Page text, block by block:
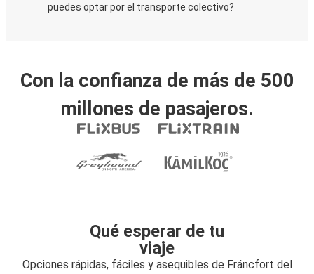
puedes optar por el transporte colectivo?
Con la confianza de más de 500
millones de pasajeros.
Qué esperar de tu
viaje
Opciones rápidas, fáciles y asequibles de Fráncfort del